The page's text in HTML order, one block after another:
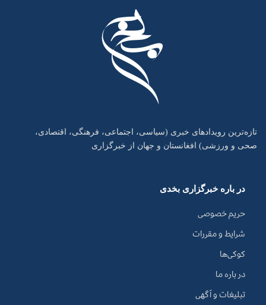
تازه‌ترین رویدادهای خبری (سیاسی، اجتماعی، فرهنگی، اقتصادی،
صحی و ورزشی) افغانستان و جهان از خبرگزاری
در باره خبرگزاری بخدی
حریم خصوصی
شرایط و مقررات
کوکی‌ها
در باره ما
تبلیغات و آگهی